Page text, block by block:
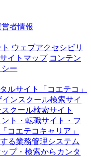
者情報
ウェブアクセシビリ
サイトマップ コンテン
ー
ルサイト「コエテコ」
ンスクール検索サイ
スクール検索サイト
ト・転職サイト・フ
コエテコキャリア」
る業務管理システム
ップ・検索からカンタ